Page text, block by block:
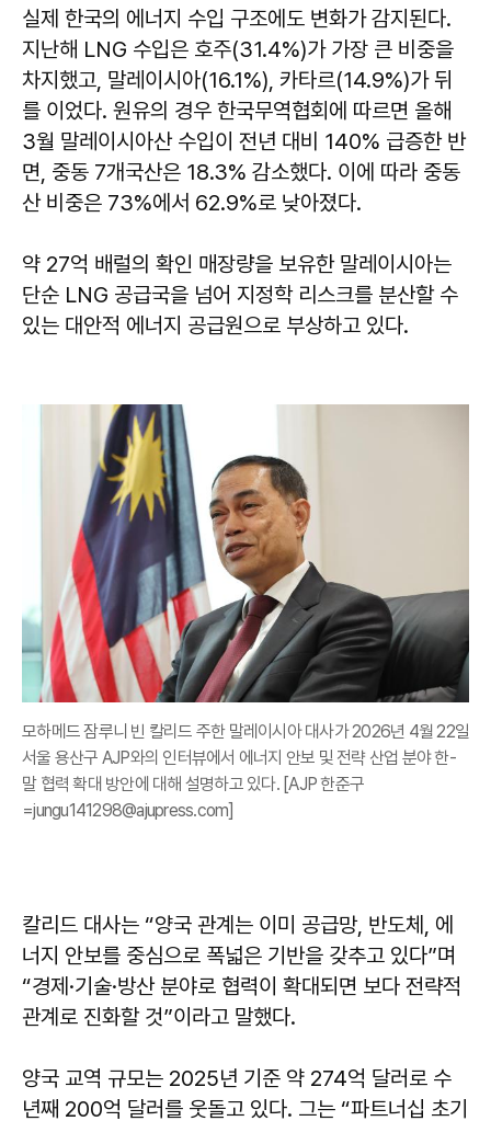
실제 한국의 에너지 수입 구조에도 변화가 감지된다.
지난해 LNG 수입은 호주(31.4%)가 가장 큰 비중을
차지했고, 말레이시아(16.1%), 카타르(14.9%)가 뒤
를 이었다. 원유의 경우 한국무역협회에 따르면 올해
3월 말레이시아산 수입이 전년 대비 140% 급증한 반
면, 중동 7개국산은 18.3% 감소했다. 이에 따라 중동
산 비중은 73%에서 62.9%로 낮아졌다.
약 27억 배럴의 확인 매장량을 보유한 말레이시아는
단순 LNG 공급국을 넘어 지정학 리스크를 분산할 수
있는 대안적 에너지 공급원으로 부상하고 있다.
모하메드 잠루니 빈 칼리드 주한 말레이시아 대사가 2026년 4월 22일
서울 용산구 AJP와의 인터뷰에서 에너지 안보 및 전략 산업 분야 한-
말 협력 확대 방안에 대해 설명하고 있다. [AJP 한준구
=jungu141298@ajupress.com]
칼리드 대사는 “양국 관계는 이미 공급망, 반도체, 에
너지 안보를 중심으로 폭넓은 기반을 갖추고 있다”며
“경제·기술·방산 분야로 협력이 확대되면 보다 전략적
관계로 진화할 것”이라고 말했다.
양국 교역 규모는 2025년 기준 약 274억 달러로 수
년째 200억 달러를 웃돌고 있다. 그는 “파트너십 초기